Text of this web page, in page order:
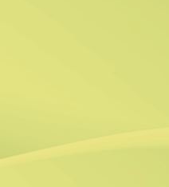
航油 日本加大廢食油
06/09 14:57